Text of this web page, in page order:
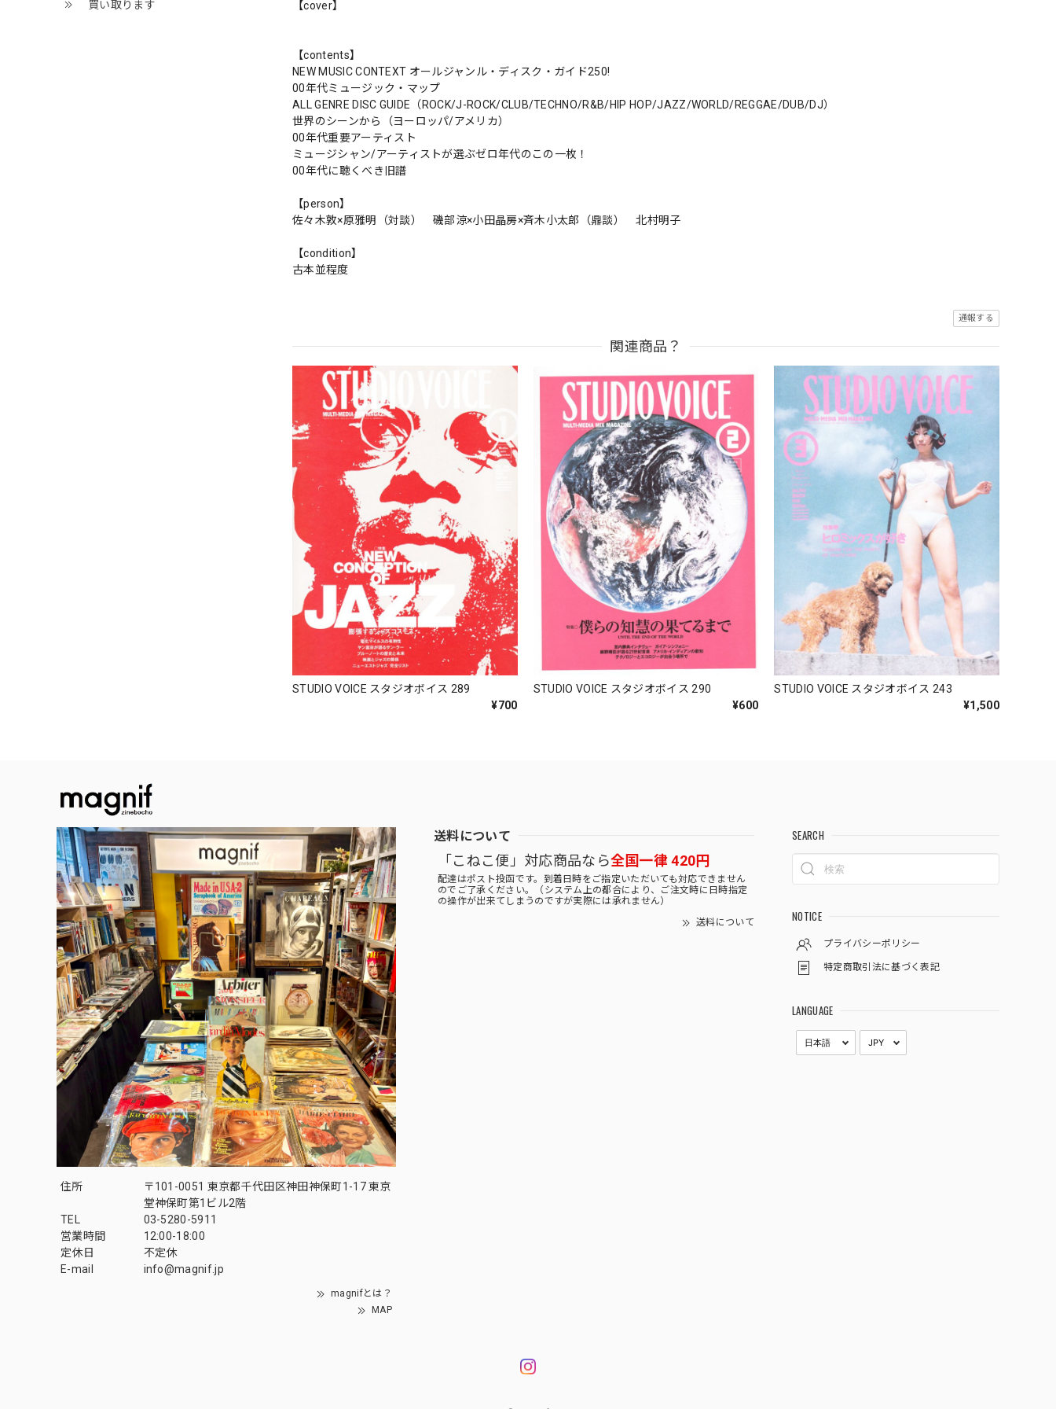
買い取ります 【cover】
【contents】
NEW MUSIC CONTEXT オールジャンル・ディスク・ガイド250!
00年代ミュージック・マップ
ALL GENRE DISC GUIDE（ROCK/J-ROCK/CLUB/TECHNO/R&B/HIP HOP/JAZZ/WORLD/REGGAE/DUB/DJ）
世界のシーンから（ヨーロッパ/アメリカ）
00年代重要アーティスト
ミュージシャン/アーティストが選ぶゼロ年代のこの一枚！
00年代に聴くべき旧譜
【person】
佐々木敦×原雅明（対談） 磯部涼×小田晶房×斉木小太郎（鼎談） 北村明子
【condition】
古本並程度
通報する
関連商品？
STUDIO VOICE スタジオボイス 289
¥700
STUDIO VOICE スタジオボイス 290
¥600
STUDIO VOICE スタジオボイス 243
¥1,500
住所
〒101-0051 東京都千代田区神田神保町1-17 東京
堂神保町第1ビル2階
TEL
03-5280-5911
営業時間
12:00-18:00
定休日
不定休
E-mail
info@magnif.jp
magnifとは？
MAP
送料について
「こねこ便」対応商品なら全国一律 420円
配達はポスト投函です。到着日時をご指定いただいても対応できません
のでご了承ください。（システム上の都合により、ご注文時に日時指定
の操作が出来てしまうのですが実際には承れません）
送料について
SEARCH
NOTICE
プライバシーポリシー
特定商取引法に基づく表記
LANGUAGE